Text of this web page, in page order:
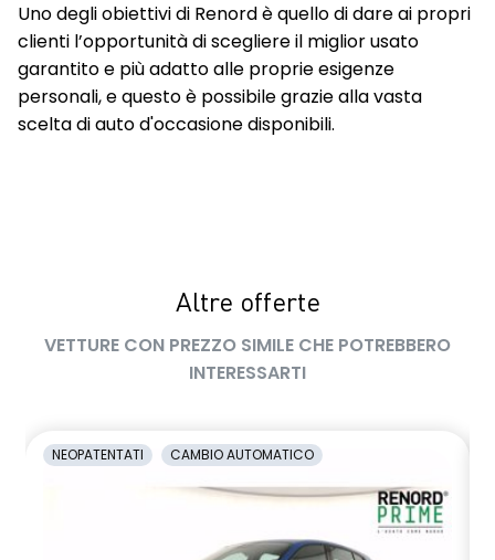
Uno degli obiettivi di Renord è quello di dare ai propri
clienti l’opportunità di scegliere il miglior usato
garantito e più adatto alle proprie esigenze
personali, e questo è possibile grazie alla vasta
scelta di auto d'occasione disponibili.
Altre offerte
VETTURE CON PREZZO SIMILE CHE POTREBBERO
INTERESSARTI
NEOPATENTATI CAMBIO AUTOMATICO